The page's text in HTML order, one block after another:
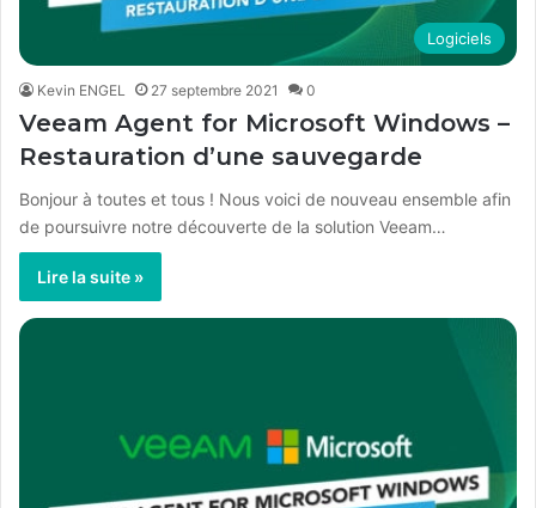
Logiciels
Kevin ENGEL 27 septembre 2021 0
Veeam Agent for Microsoft Windows –
Restauration d’une sauvegarde
Bonjour à toutes et tous ! Nous voici de nouveau ensemble afin
de poursuivre notre découverte de la solution Veeam…
Lire la suite »